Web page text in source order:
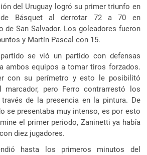
del Uruguay logró su primer triunfo en
Básquet al derrotar 72 a 70 en
de San Salvador. Los goleadores fueron
y Martín Pascal con 15.
se vió un partido con defensas
ambos equipos a tomar tiros forzados.
con su perímetro y esto le posibilitó
marcador, pero Ferro contrarrestó los
de la presencia en la pintura. De
se presentaba muy intenso, es por esto
el primer periodo, Zaninetti ya había
diez jugadores.
hasta los primeros minutos del